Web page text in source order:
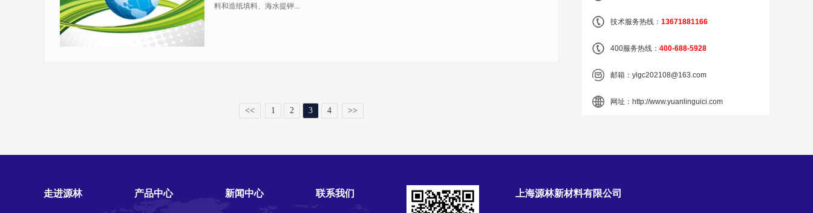
料和造纸填料、海水提钾...
<< 1 2 3 4 >>
技术服务热线：13671881166
400服务热线：400-688-5928
邮箱：ylgc202108@163.com
网址：http://www.yuanlinguici.com
走进源林 产品中心 新闻中心 联系我们 上海源林新材料有限公司